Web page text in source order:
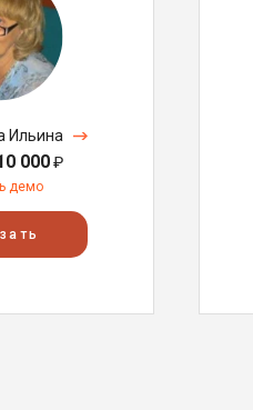
Ильина
000₽
демо